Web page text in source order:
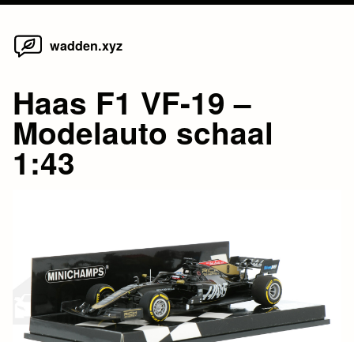
Skip
wadden.xyz
Haas F1 VF-19 –
Modelauto schaal
1:43